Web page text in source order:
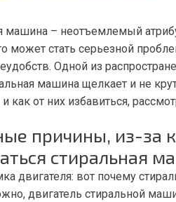
машина – неотъемлемый
может стать серьезной
Одной из
машина щелкает и не
как от них избавиться,
причины, из-за
стиральная
двигателя: вот почему
двигатель стиральной